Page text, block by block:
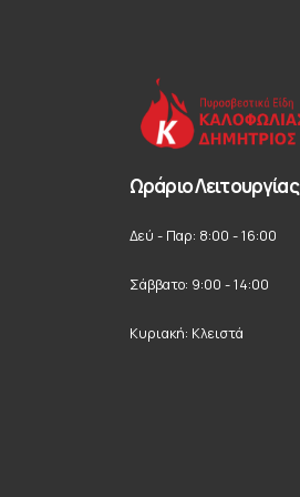
Ωράριο Λειτουργίας
Δεύ - Παρ: 8:00 - 16:00
Σάββατο: 9:00 - 14:00
Κυριακή: Κλειστά